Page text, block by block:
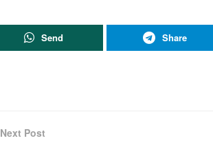
Send Share
Next Post